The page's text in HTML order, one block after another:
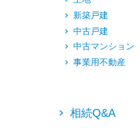
新築戸建
中古戸建
中古マンション
事業用不動産
相続Q&A